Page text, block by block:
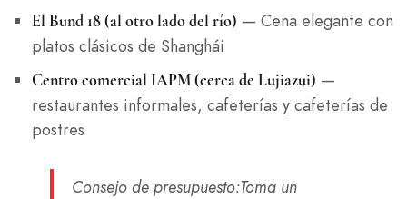
El Bund 18 (al otro lado del río) — Cena elegante con
platos clásicos de Shanghái
Centro comercial IAPM (cerca de Lujiazui) —
restaurantes informales, cafeterías y cafeterías de
postres
Consejo de presupuesto:Toma un